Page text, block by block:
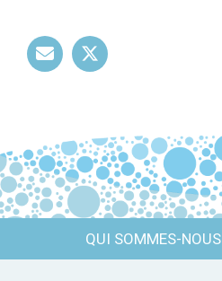
QUI SOMMES-NOUS